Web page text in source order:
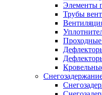
Элементы
Трубы